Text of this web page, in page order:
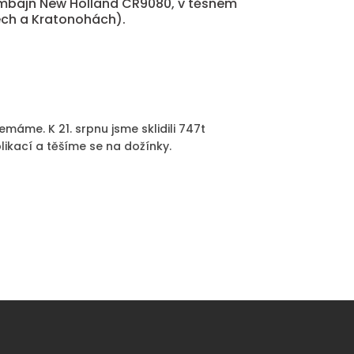
a Kratonohách).
K 21. srpnu jsme sklidili 747t
a těšíme se na dožínky.